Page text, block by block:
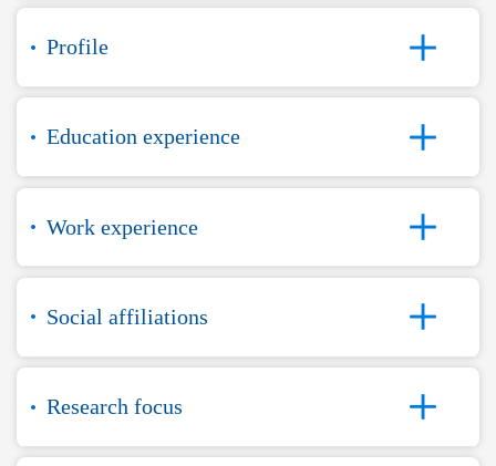
Profile
Education experience
Work experience
Social affiliations
Research focus